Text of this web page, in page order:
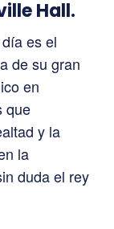
Hall.
es el
de su gran
en
que
y la
la
duda el rey